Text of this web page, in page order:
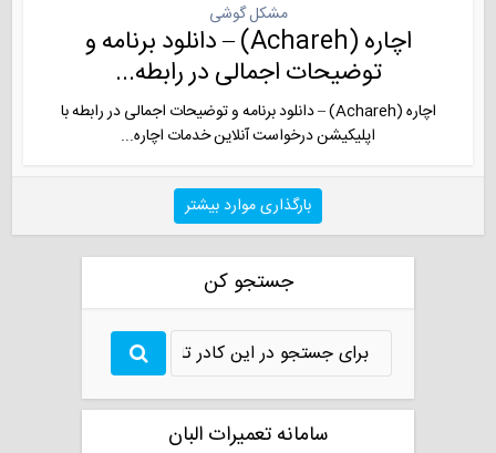
مشکل گوشی
اچاره (Achareh) – دانلود برنامه و
توضیحات اجمالی در رابطه...
اچاره (Achareh) – دانلود برنامه و توضیحات اجمالی در رابطه با
اپلیکیشن درخواست آنلاين خدمات اچاره...
بارگذاری موارد بیشتر
جستجو کن
سامانه تعمیرات البان